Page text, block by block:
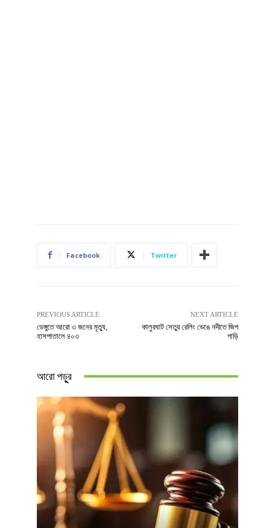
Facebook Twitter
PREVIOUS ARTICLE
ডেঙ্গুতে আরো ৩ জনের মৃত্যু,
হাসপাতালে ৪০৩
NEXT ARTICLE
কালুরঘাট সেতুর রেলিং ভেঙে নদীতে জিপ
গাড়ি
আরো পড়ুুর